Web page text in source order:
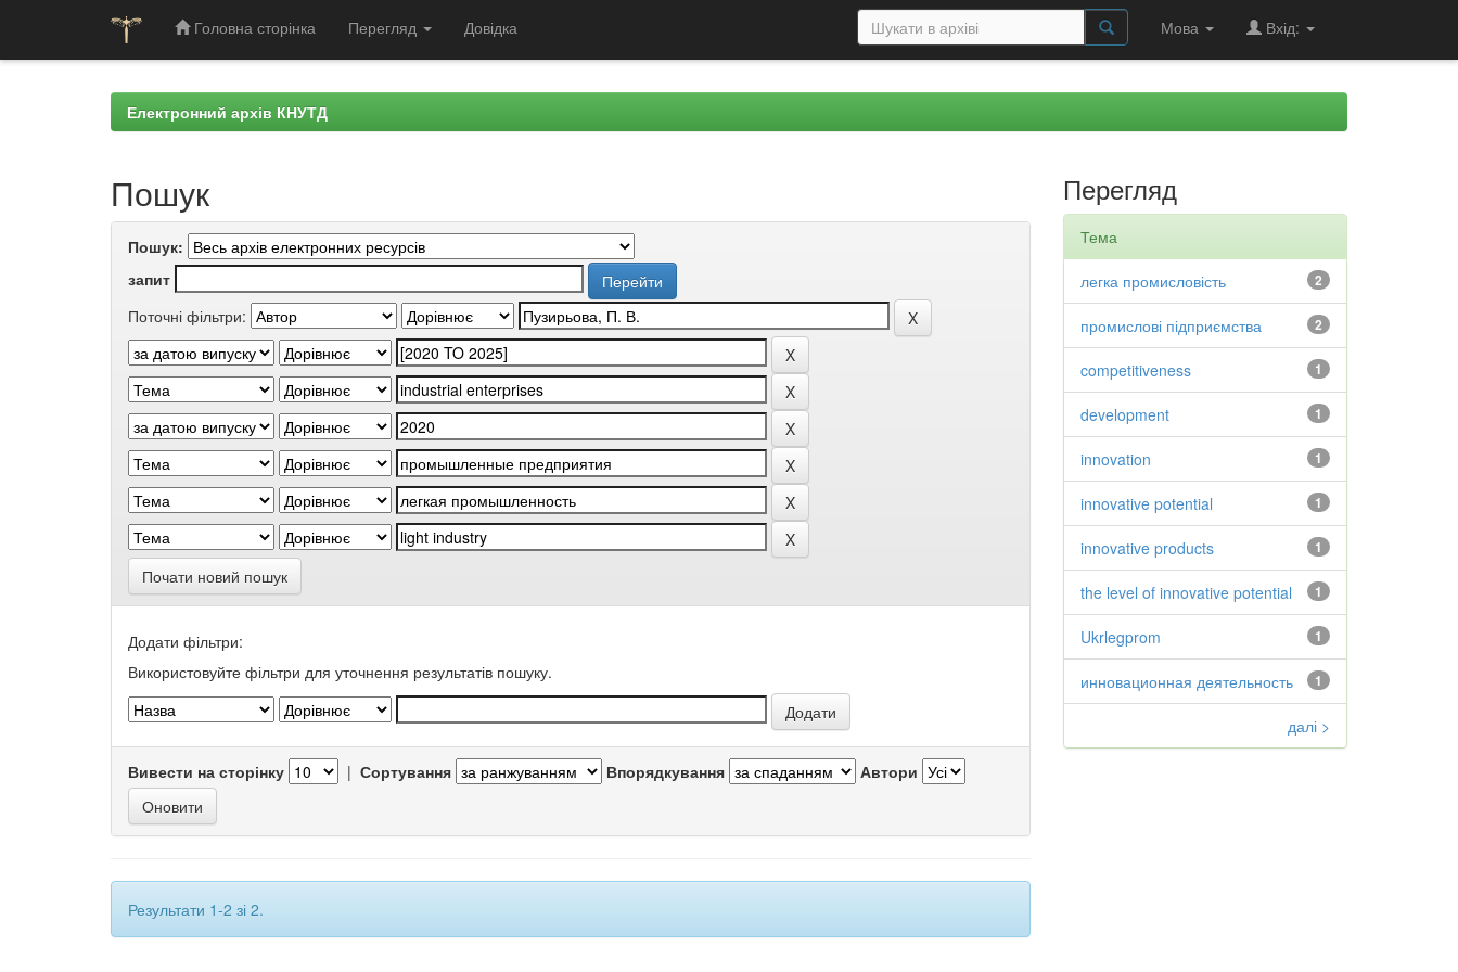
Головна сторінка Перегляд Довідка Мова Вхід:
Електронний архів КНУТД
Пошук
Пошук:
запит
Поточні фільтри:
Почати новий пошук
Додати фільтри:
Використовуйте фільтри для уточнення результатів пошуку.
Вивести на сторінку | Сортування Впорядкування Автори
Результати 1-2 зі 2.
Перегляд
Тема
2
легка промисловість
2
промислові підприємства
1
competitiveness
1
development
1
innovation
1
innovative potential
1
innovative products
1
the level of innovative potential
1
Ukrlegprom
1
инновационная деятельность
далі >